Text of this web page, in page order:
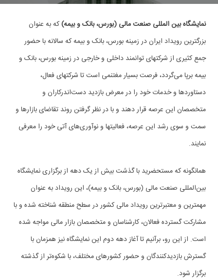
نمایشگاه بین المللی صنعت مالی (بورس، بانک و بیمه)که به عنوان
بزرگترین رویداد ایران در زمینه بورس، بانک و بیمه که سالانه با حضور
جمع کثیری از شرکتهای توانمند داخلی و خارجی در زمینه بورس، بانک و
بیمه برپا می‌گردد، فرصت بسیار مغتنمی است تا شرکتهای فعال،
دستاوردها و خدمات خود را در معرض بازدید دست‌اندرکاران و
متخصصان این عرصه قرار دهند و با در نظر گرفتن روند تقاضای بازارها و
سمت و سوی رشد این عرصه، فعالیتها و نوآوری‌های آتی خود را معرفی
نمایند.
همانگونه که مستحضرید با گذشت بیش از یک دهه از برگزاری نمایشگاه
بین‌المللی صنعت مالی (بورس، بانک و بیمه)، این رویداد به عنوان
مهمترین و معتبرترین رویداد مالی کشور در سطح منطقه شناخته شده و با
مشارکت گسترده فعالان، کارشناسان و متخصصان بازار مالی مواجه شده
است. از این رو، برآنیم تا آغاز دهه دوم این نمایشگاه نیز همزمان با
گسترش بازدیدکنندگان و حضور کشورهای مختلف، با شکوه‌تر از گذشته
برگزار شود.